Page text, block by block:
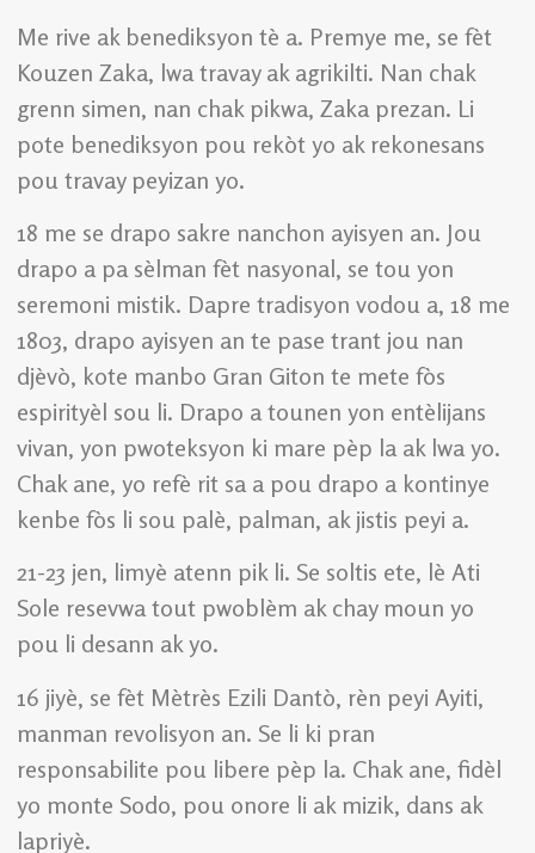
Me rive ak benediksyon tè a. Premye me, se fèt
Kouzen Zaka, lwa travay ak agrikilti. Nan chak
grenn simen, nan chak pikwa, Zaka prezan. Li
pote benediksyon pou rekòt yo ak rekonesans
pou travay peyizan yo.
18 me se drapo sakre nanchon ayisyen an. Jou
drapo a pa sèlman fèt nasyonal, se tou yon
seremoni mistik. Dapre tradisyon vodou a, 18 me
1803, drapo ayisyen an te pase trant jou nan
djèvò, kote manbo Gran Giton te mete fòs
espirityèl sou li. Drapo a tounen yon entèlijans
vivan, yon pwoteksyon ki mare pèp la ak lwa yo.
Chak ane, yo refè rit sa a pou drapo a kontinye
kenbe fòs li sou palè, palman, ak jistis peyi a.
21-23 jen, limyè atenn pik li. Se soltis ete, lè Ati
Sole resevwa tout pwoblèm ak chay moun yo
pou li desann ak yo.
16 jiyè, se fèt Mètrès Ezili Dantò, rèn peyi Ayiti,
manman revolisyon an. Se li ki pran
responsabilite pou libere pèp la. Chak ane, fidèl
yo monte Sodo, pou onore li ak mizik, dans ak
lapriyè.